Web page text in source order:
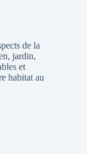
de la
jardin,
et
habitat au